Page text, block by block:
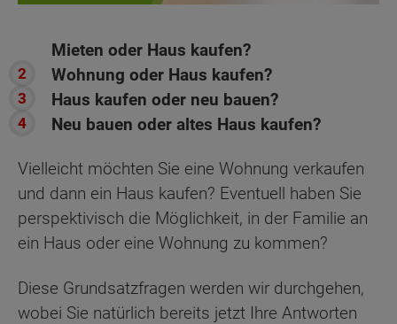
Mieten oder Haus kaufen?
Wohnung oder Haus kaufen?
Haus kaufen oder neu bauen?
Neu bauen oder altes Haus kaufen?
Vielleicht möchten Sie eine Wohnung verkaufen
und dann ein Haus kaufen? Eventuell haben Sie
perspektivisch die Möglichkeit, in der Familie an
ein Haus oder eine Wohnung zu kommen?
Diese Grundsatzfragen werden wir durchgehen,
wobei Sie natürlich bereits jetzt Ihre Antworten